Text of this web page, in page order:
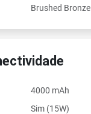
Brushed Bronze
4000 mAh
Sim (15W)